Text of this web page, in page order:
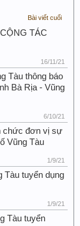
Bài viết cuối
TÁC
16/11/21
Tàu thông báo
Bà Rịa - Vũng
6/10/21
chức đơn vị sự
Vũng Tàu
1/9/21
Tàu tuyển dụng
1/9/21
Tàu tuyển